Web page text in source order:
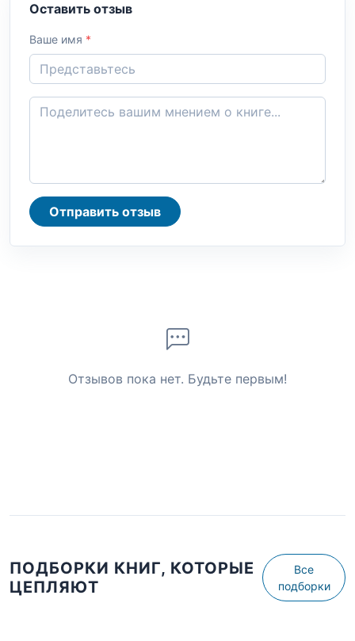
Оставить отзыв
Ваше имя *
Отправить отзыв
Отзывов пока нет. Будьте первым!
ПОДБОРКИ КНИГ, КОТОРЫЕ
ЦЕПЛЯЮТ
Все
подборки